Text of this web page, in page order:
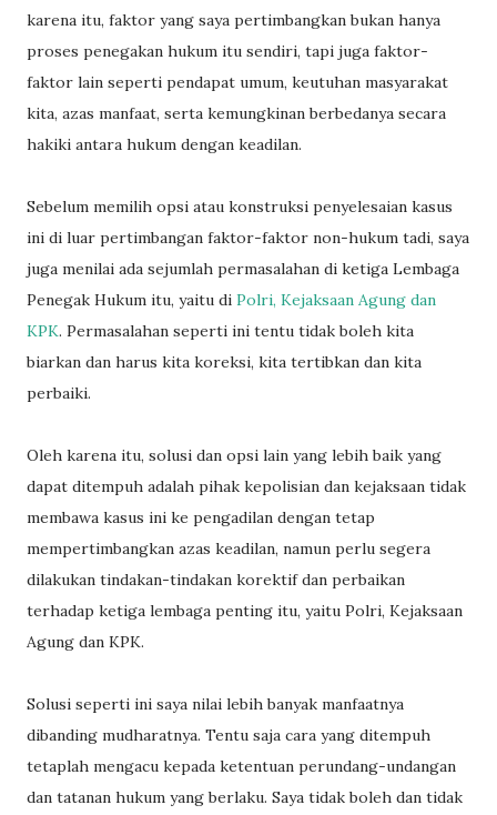
karena itu, faktor yang saya pertimbangkan bukan hanya
proses penegakan hukum itu sendiri, tapi juga faktor-
faktor lain seperti pendapat umum, keutuhan masyarakat
kita, azas manfaat, serta kemungkinan berbedanya secara
hakiki antara hukum dengan keadilan.
Sebelum memilih opsi atau konstruksi penyelesaian kasus
ini di luar pertimbangan faktor-faktor non-hukum tadi, saya
juga menilai ada sejumlah permasalahan di ketiga Lembaga
Penegak Hukum itu, yaitu di Polri, Kejaksaan Agung dan
KPK. Permasalahan seperti ini tentu tidak boleh kita
biarkan dan harus kita koreksi, kita tertibkan dan kita
perbaiki.
Oleh karena itu, solusi dan opsi lain yang lebih baik yang
dapat ditempuh adalah pihak kepolisian dan kejaksaan tidak
membawa kasus ini ke pengadilan dengan tetap
mempertimbangkan azas keadilan, namun perlu segera
dilakukan tindakan-tindakan korektif dan perbaikan
terhadap ketiga lembaga penting itu, yaitu Polri, Kejaksaan
Agung dan KPK.
Solusi seperti ini saya nilai lebih banyak manfaatnya
dibanding mudharatnya. Tentu saja cara yang ditempuh
tetaplah mengacu kepada ketentuan perundang-undangan
dan tatanan hukum yang berlaku. Saya tidak boleh dan tidak